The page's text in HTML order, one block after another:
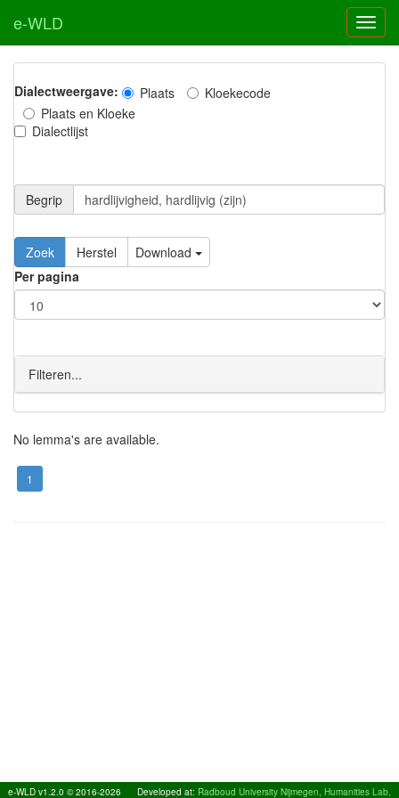
e-WLD
Dialectweergave: Plaats
Kloekecode
Plaats en Kloeke
Dialectlijst
Begrip
Zoek Herstel
Download
Per pagina
Filteren...
No lemma's are available.
1
e-WLD v1.2.0 © 2016-2026 Developed at: Radboud University Nijmegen, Humanities Lab,